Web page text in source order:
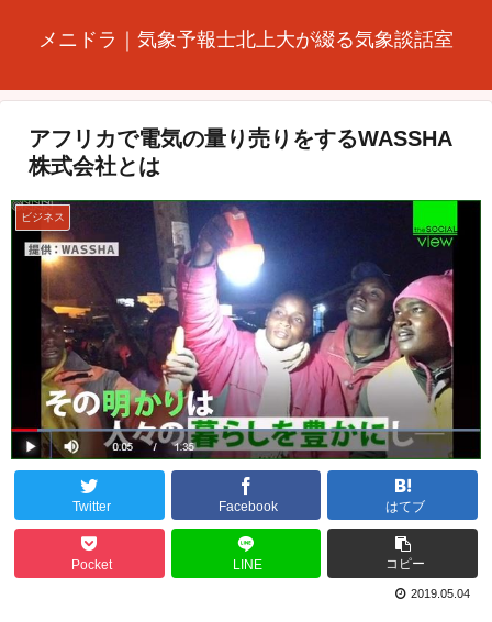
メニドラ｜気象予報士北上大が綴る気象談話室
アフリカで電気の量り売りをするWASSHA
株式会社とは
ビジネス
Twitter Facebook はてブ
Pocket LINE コピー
2019.05.04